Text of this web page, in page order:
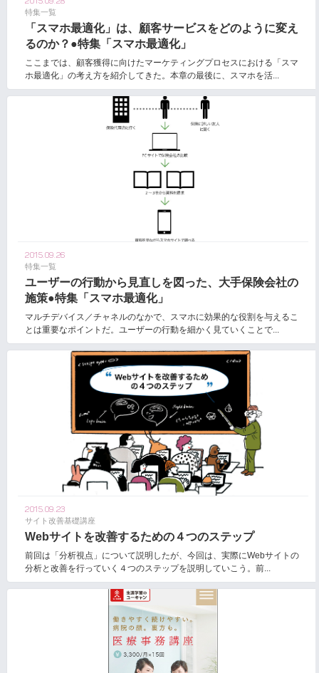
特集一覧
「スマホ最適化」は、顧客サービスをどのように変え
るのか？●特集「スマホ最適化」
ここまでは、顧客獲得に向けたマーケティングプロセスにおける「スマ
ホ最適化」の考え方を紹介してきた。本章の最後に、スマホを活...
2015.09.26
特集一覧
ユーザーの行動から見直しを図った、大手保険会社の
施策●特集「スマホ最適化」
マルチデバイス／チャネルのなかで、スマホに効果的な役割を与えるこ
とは重要なポイントだ。ユーザーの行動を細かく見ていくことで...
2015.09.23
サイト改善基礎講座
Webサイトを改善するための４つのステップ
前回は「分析視点」について説明したが、今回は、実際にWebサイトの
分析と改善を行っていく４つのステップを説明していこう。前...